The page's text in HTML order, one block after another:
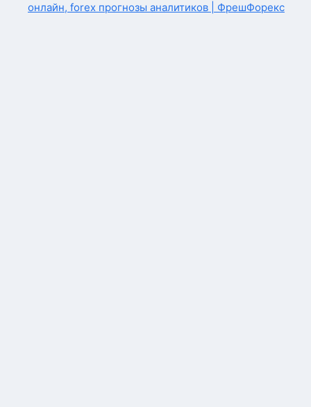
онлайн, forex прогнозы аналитиков | ФрешФорекс